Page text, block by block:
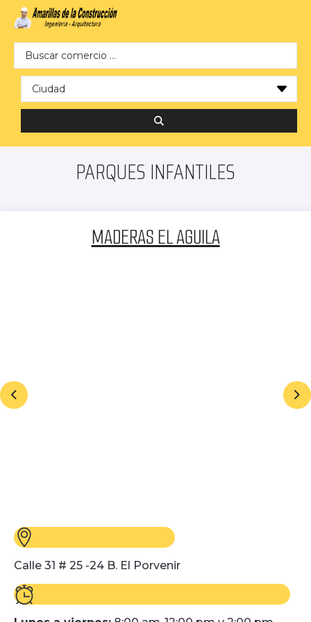
Search …
PARQUES INFANTILES
MADERAS EL AGUILA
Calle 31 # 25 -24 B. El Porvenir